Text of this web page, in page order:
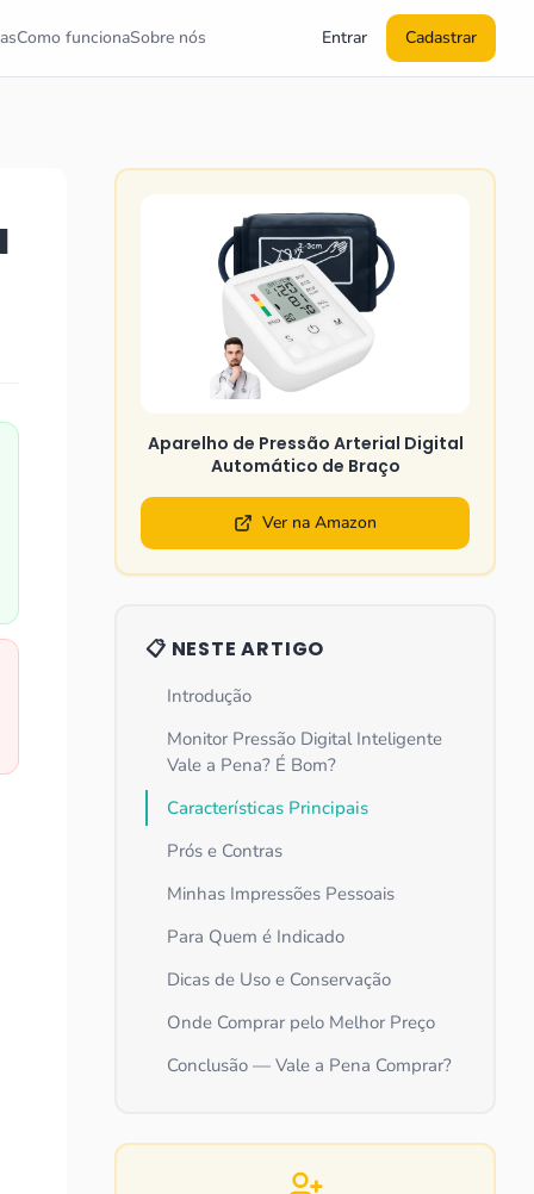
Como funcionaSobre nós Entrar Cadastrar
Aparelho de Pressão Arterial Digital
Automático de Braço
Ver na Amazon
📋 NESTE ARTIGO
Introdução
Monitor Pressão Digital Inteligente
Vale a Pena? É Bom?
Características Principais
Prós e Contras
Minhas Impressões Pessoais
Para Quem é Indicado
Dicas de Uso e Conservação
Onde Comprar pelo Melhor Preço
Conclusão — Vale a Pena Comprar?